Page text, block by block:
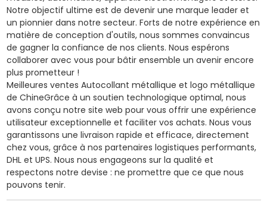
Notre objectif ultime est de devenir une marque leader et
un pionnier dans notre secteur. Forts de notre expérience en
matière de conception d'outils, nous sommes convaincus
de gagner la confiance de nos clients. Nous espérons
collaborer avec vous pour bâtir ensemble un avenir encore
plus prometteur !
Meilleures ventes Autocollant métallique et logo métallique
de ChineGrâce à un soutien technologique optimal, nous
avons conçu notre site web pour vous offrir une expérience
utilisateur exceptionnelle et faciliter vos achats. Nous vous
garantissons une livraison rapide et efficace, directement
chez vous, grâce à nos partenaires logistiques performants,
DHL et UPS. Nous nous engageons sur la qualité et
respectons notre devise : ne promettre que ce que nous
pouvons tenir.